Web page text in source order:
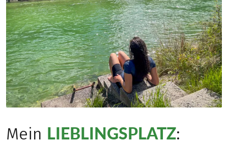
Mein LIEBLINGSPLATZ: